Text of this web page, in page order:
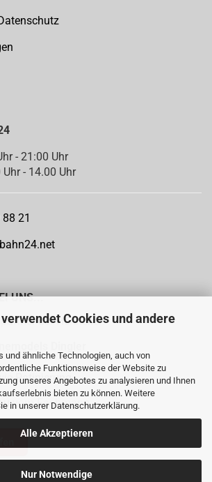
Cookies und andere
und ähnliche Technologien, auch von
Funktionsweise der Website zu
unseres Angebotes zu analysieren und Ihnen
bieten zu können. Weitere
in unserer Datenschutzerklärung.
Alle Akzeptieren
Nur Notwendige
- 21:00 Uhr
- 14.00 Uhr
21
UNS...
der Hersteller:
Dingler
Patinierung
vom Fachmann